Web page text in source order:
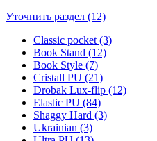
Уточнить раздел (12)
Classic pocket (3)
Book Stand (12)
Book Style (7)
Cristall PU (21)
Drobak Lux-flip (12)
Elastic PU (84)
Shaggy Hard (3)
Ukrainian (3)